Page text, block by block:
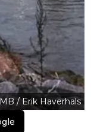
/ Erik Haverhals